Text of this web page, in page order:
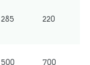
285 220
500 700